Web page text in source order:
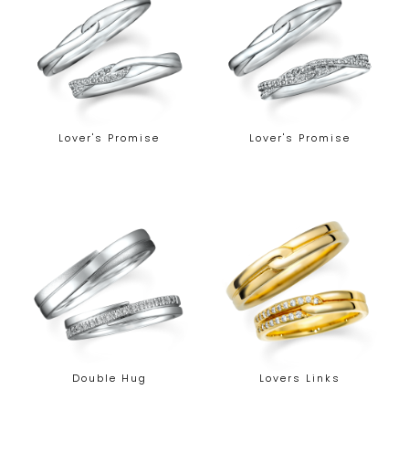
Lover's Promise Lover's Promise
Double Hug Lovers Links